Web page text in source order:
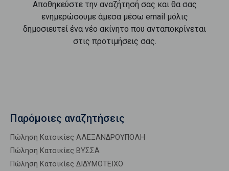
Αποθηκεύστε την αναζήτησή σας και θα σας
ενημερώσουμε άμεσα μέσω email μόλις
δημοσιευτεί ένα νέο ακίνητο που ανταποκρίνεται
στις προτιμήσεις σας.
Παρόμοιες αναζητήσεις
Πώληση Κατοικίες ΑΛΕΞΑΝΔΡΟΥΠΟΛΗ
Πώληση Κατοικίες ΒΥΣΣΑ
Πώληση Κατοικίες ΔΙΔΥΜΟΤΕΙΧΟ